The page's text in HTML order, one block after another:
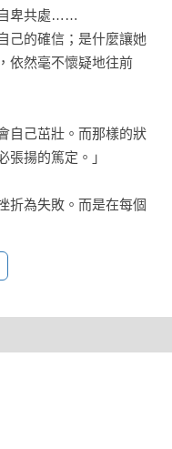
自卑共處……
己的確信；是什麼讓她
依然毫不懷疑地往前
自己茁壯。而那樣的狀
張揚的篤定。」
折為失敗。而是在每個
近自己內心的地方。
後的清醒。」